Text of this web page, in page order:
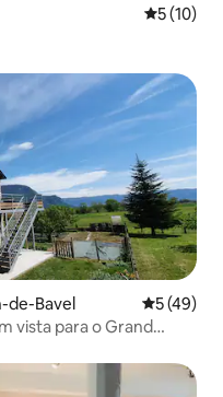
5 de uma
5 (10)
de-Bavel 5 de uma
5 (49)
vista para o Grand